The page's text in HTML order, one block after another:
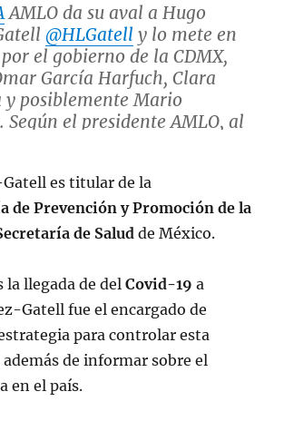
AMLO da su aval a Hugo
@HLGatell y lo mete en
el gobierno de la CDMX,
García Harfuch, Clara
y posiblemente Mario
Según el presidente AMLO, al
c6FLgIcqZV
Sánchez
es titular de la
de Prevención y Promoción de la
de Salud de México.​
la llegada de delCovid-19 a
Gatell fue el encargado de
para controlar esta
de informar sobre el
en el país.